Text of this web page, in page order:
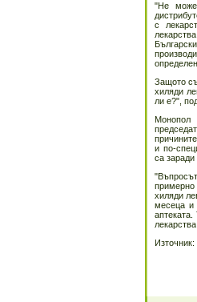
"Не
с
Защото
хиляди
ли е?",
Монопол
и по-
са заради
примерно
хиляди
месеца и